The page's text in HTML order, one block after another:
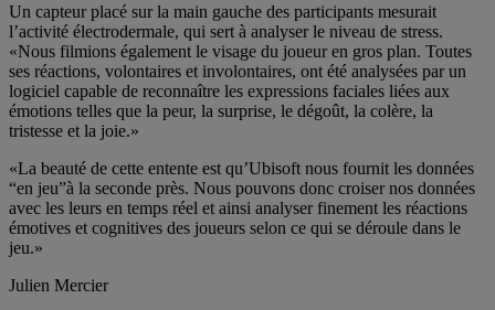
Un capteur placé sur la main gauche des participants mesurait
l’activité électrodermale, qui sert à analyser le niveau de stress.
«Nous filmions également le visage du joueur en gros plan. Toutes
ses réactions, volontaires et involontaires, ont été analysées par un
logiciel capable de reconnaître les expressions faciales liées aux
émotions telles que la peur, la surprise, le dégoût, la colère, la
tristesse et la joie.»
«La beauté de cette entente est qu’Ubisoft nous fournit les données
“en jeu”à la seconde près. Nous pouvons donc croiser nos données
avec les leurs en temps réel et ainsi analyser finement les réactions
émotives et cognitives des joueurs selon ce qui se déroule dans le
jeu.»
Julien Mercier